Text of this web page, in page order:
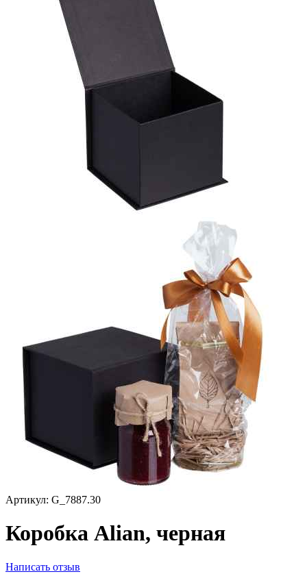
Артикул: G_7887.30
Коробка Alian, черная
Написать отзыв